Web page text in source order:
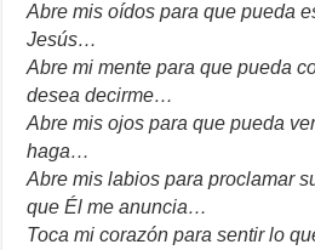
Abre mis oídos para que pueda
Jesús…
Abre mi mente para que pueda
desea decirme…
Abre mis ojos para que pueda
haga…
Abre mis labios para proclamar
que Él me anuncia…
Toca mi corazón para sentir lo